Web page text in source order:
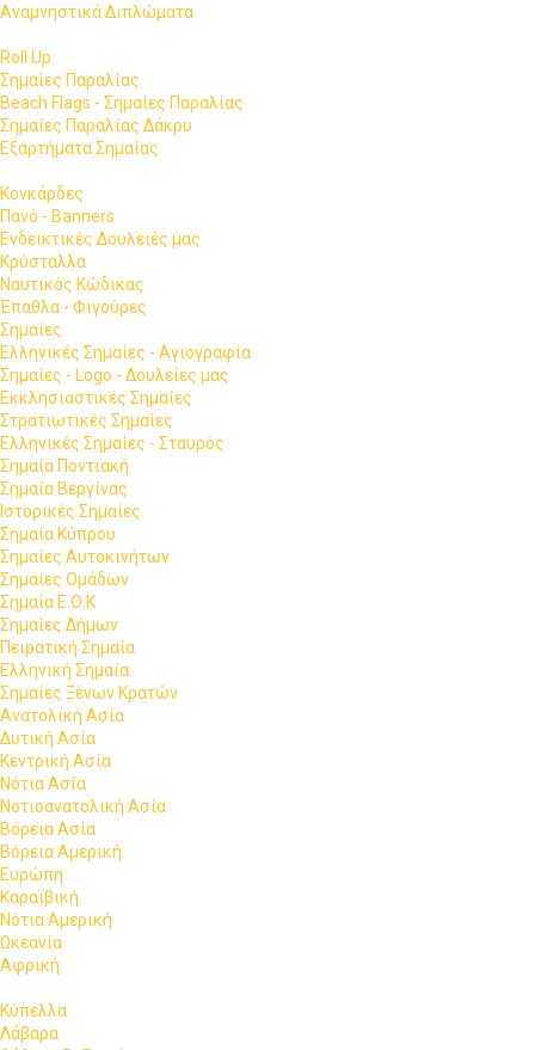
Αναμνηστικά Διπλώματα
Roll Up
Σημαίες Παραλίας
Beach Flags - Σημαίες Παραλίας
Σημαίες Παραλίας Δάκρυ
Εξαρτήματα Σημαίας
Κονκάρδες
Πανό - Banners
Ενδεικτικές Δουλειές μας
Κρύσταλλα
Ναυτικός Κώδικας
Έπαθλα - Φιγούρες
Σημαίες
Ελληνικές Σημαίες - Αγιογραφία
Σημαίες - Logo - Δουλείες μας
Εκκλησιαστικές Σημαίες
Στρατιωτικές Σημαίες
Ελληνικές Σημαίες - Σταυρός
Σημαία Ποντιακή
Σημαία Βεργίνας
Ιστορικές Σημαίες
Σημαία Κύπρου
Σημαίες Αυτοκινήτων
Σημαίες Ομάδων
Σημαία Ε.Ο.Κ
Σημαίες Δήμων
Πειρατική Σημαία
Ελληνική Σημαία
Σημαίες Ξένων Κρατών
Ανατολική Ασία
Δυτική Ασία
Κεντρική Ασία
Νότια Ασία
Νοτιοανατολική Ασία
Βόρεια Ασία
Βόρεια Αμερική
Ευρώπη
Καραϊβική
Νότια Αμερική
Ωκεανία
Αφρική
Κύπελλα
Λάβαρα